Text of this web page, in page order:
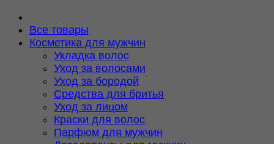
Все товары
Косметика для мужчин
Укладка волос
Уход за волосами
Уход за бородой
Средства для бритья
Уход за лицом
Краски для волос
Парфюм для мужчин